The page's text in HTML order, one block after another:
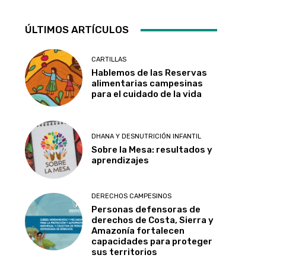
ÚLTIMOS ARTÍCULOS
CARTILLAS
Hablemos de las Reservas
alimentarias campesinas
para el cuidado de la vida
DHANA Y DESNUTRICIÓN INFANTIL
Sobre la Mesa: resultados y
aprendizajes
DERECHOS CAMPESINOS
Personas defensoras de
derechos de Costa, Sierra y
Amazonía fortalecen
capacidades para proteger
sus territorios